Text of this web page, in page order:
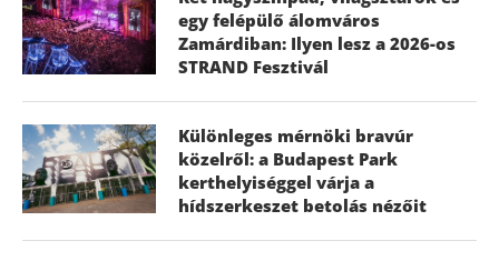
egy felépülő álomváros
Zamárdiban: Ilyen lesz a 2026-os
STRAND Fesztivál
Különleges mérnöki bravúr
közelről: a Budapest Park
kerthelyiséggel várja a
hídszerkeszet betolás nézőit